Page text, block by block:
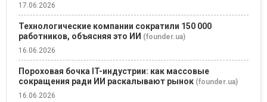
17.06.2026
Технологические компании сократили 150 000
работников, объясняя это ИИ (founder.ua)
16.06.2026
Пороховая бочка IT-индустрии: как массовые
сокращения ради ИИ раскалывают рынок (founder.ua)
16.06.2026